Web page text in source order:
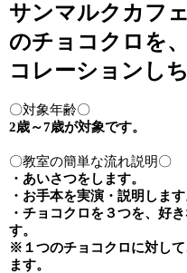
サンマルクカフ
のチョコクロを
コレーションし
〇対象年齢〇
2歳～7歳が対象です。
〇教室の簡単な流れ説明〇
・あいさつをします。
・お手本を実演・説明します
・チョコクロを３つを、好
す。
※１つのチョコクロに対し
ます。